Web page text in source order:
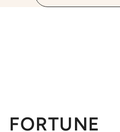
FORTUNE